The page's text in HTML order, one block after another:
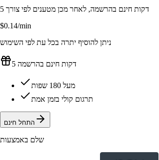
5 דקות חינם בהרשמה, לאחר מכן מטענים לפי צורך
$0.14/min
ניתן להוסיף יתרה בכל עת לפי השימוש
5 דקות חינם בהרשמה
מעל 180 שפות
תרגום קולי בזמן אמת
התחל חינם
שלם באמצעות